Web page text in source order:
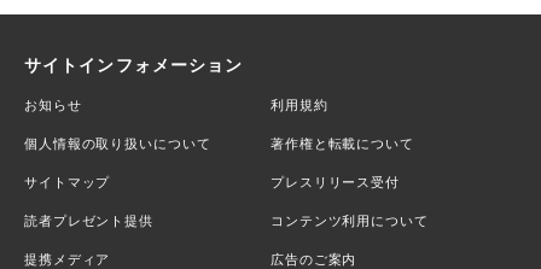
サイトインフォメーション
お知らせ 利用規約
個人情報の取り扱いについて 著作権と転載について
サイトマップ プレスリリース受付
読者プレゼント提供 コンテンツ利用について
提携メディア 広告のご案内